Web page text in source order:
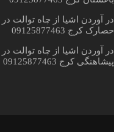
در آوردن اشیا از چاه توالت در
حصارک کرج 09125877463
در آوردن اشیا از چاه توالت در
پیشاهنگی کرج 09125877463